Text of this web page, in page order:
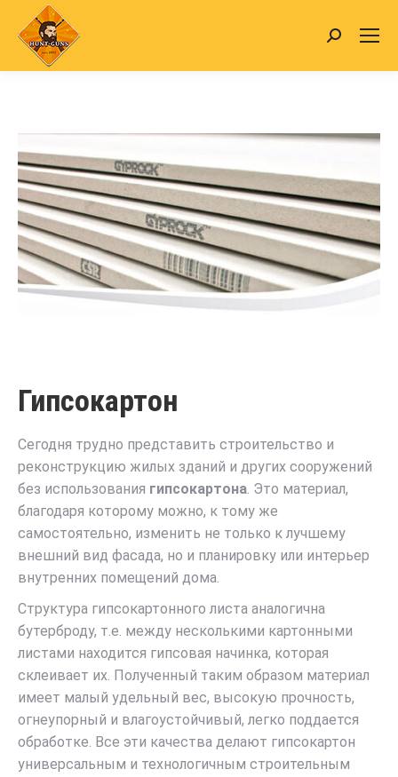
Search:
Гипсокартон
Сегодня трудно представить строительство и
реконструкцию жилых зданий и других сооружений
без использования гипсокартона. Это материал,
благодаря которому можно, к тому же
самостоятельно, изменить не только к лучшему
внешний вид фасада, но и планировку или интерьер
внутренних помещений дома.
Структура гипсокартонного листа аналогична
бутерброду, т.е. между несколькими картонными
листами находится гипсовая начинка, которая
склеивает их. Полученный таким образом материал
имеет малый удельный вес, высокую прочность,
огнеупорный и влагоустойчивый, легко поддается
обработке. Все эти качества делают гипсокартон
универсальным и технологичным строительным